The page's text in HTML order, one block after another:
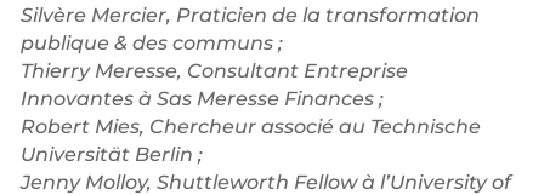
Silvère Mercier, Praticien de la transformation
publique & des communs ;
Thierry Meresse, Consultant Entreprise
Innovantes à Sas Meresse Finances ;
Robert Mies, Chercheur associé au Technische
Universität Berlin ;
Jenny Molloy, Shuttleworth Fellow à l’University of